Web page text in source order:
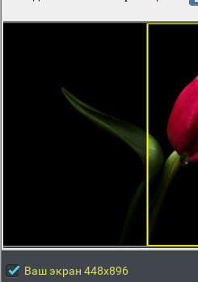
Ваш экран 448x896